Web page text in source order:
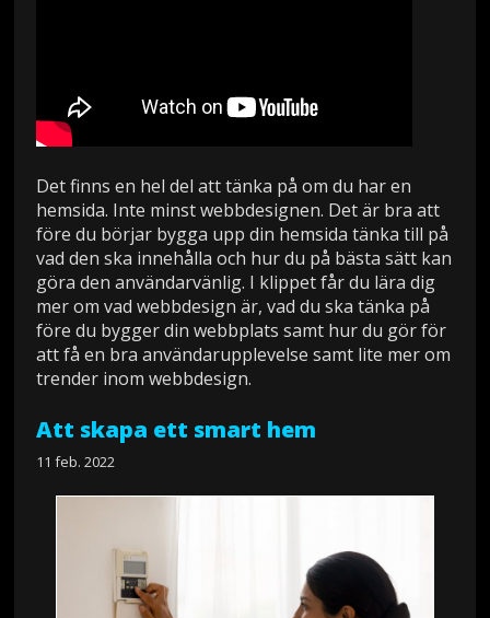
Det finns en hel del att tänka på om du har en
hemsida. Inte minst webbdesignen. Det är bra att
före du börjar bygga upp din hemsida tänka till på
vad den ska innehålla och hur du på bästa sätt kan
göra den användarvänlig. I klippet får du lära dig
mer om vad webbdesign är, vad du ska tänka på
före du bygger din webbplats samt hur du gör för
att få en bra användarupplevelse samt lite mer om
trender inom webbdesign.
Att skapa ett smart hem
11 feb. 2022